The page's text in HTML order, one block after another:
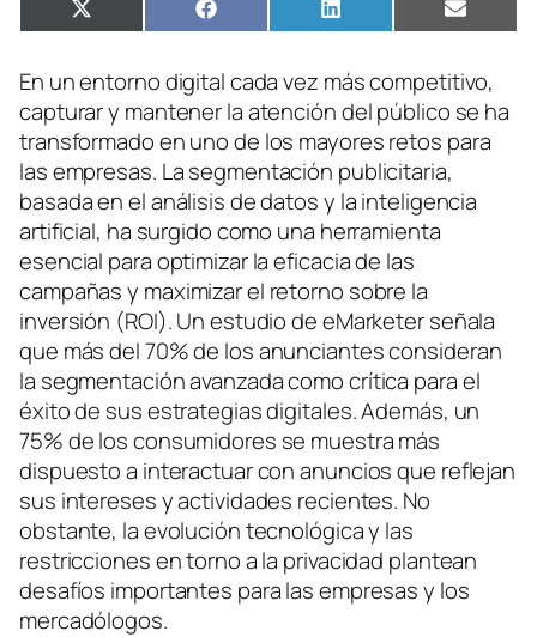
Compartir
en
X
(Twitter)
Compartir
en
Facebook Compartir
en
LinkedIn
en
Email
En un entorno digital cada vez más competitivo,
capturar y mantener la atención del público se ha
transformado en uno de los mayores retos para
las empresas. La segmentación publicitaria,
basada en el análisis de datos y la inteligencia
artificial, ha surgido como una herramienta
esencial para optimizar la eficacia de las
campañas y maximizar el retorno sobre la
inversión (ROI). Un estudio de eMarketer señala
que más del 70% de los anunciantes consideran
la segmentación avanzada como crítica para el
éxito de sus estrategias digitales. Además, un
75% de los consumidores se muestra más
dispuesto a interactuar con anuncios que reflejan
sus intereses y actividades recientes. No
obstante, la evolución tecnológica y las
restricciones en torno a la privacidad plantean
desafíos importantes para las empresas y los
mercadólogos.